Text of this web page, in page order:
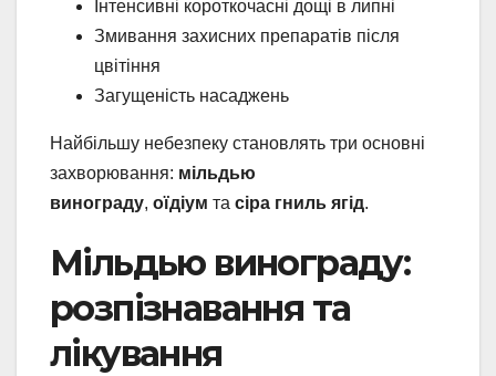
Інтенсивні короткочасні дощі в липні
Змивання захисних препаратів після
цвітіння
Загущеність насаджень
Найбільшу небезпеку становлять три основні
захворювання: мільдью
винограду, оїдіум та сіра гниль ягід.
Мільдью винограду:
розпізнавання та
лікування